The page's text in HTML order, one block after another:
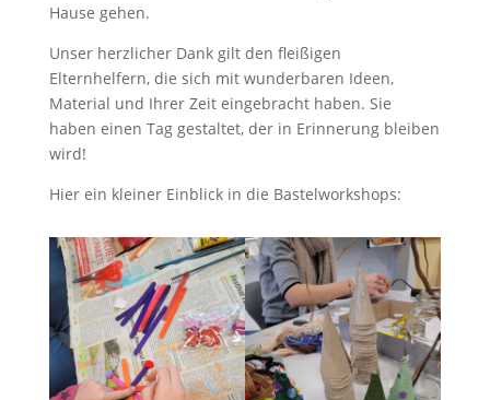
Hause gehen.
Unser herzlicher Dank gilt den fleißigen
Elternhelfern, die sich mit wunderbaren Ideen,
Material und Ihrer Zeit eingebracht haben. Sie
haben einen Tag gestaltet, der in Erinnerung bleiben
wird!
Hier ein kleiner Einblick in die Bastelworkshops: